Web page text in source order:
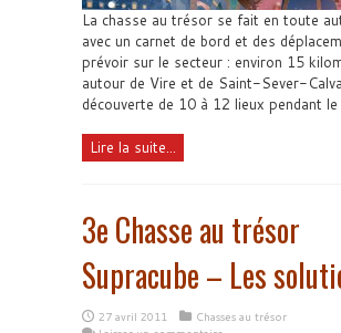
La chasse au trésor se fait en toute
avec un carnet de bord et des
prévoir sur le secteur : environ 15
autour de Vire et de Saint-Sever-
découverte de 10 à 12 lieux pendant
Lire la suite...
3e Chasse au trésor
Supracube – Les
27 avril 2011
Chasses au trésor